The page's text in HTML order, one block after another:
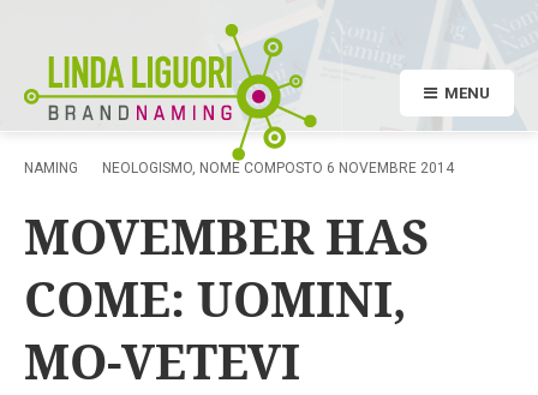
MENU
NAMING NEOLOGISMO, NOME COMPOSTO 6 NOVEMBRE 2014
MOVEMBER HAS
COME: UOMINI,
MO-VETEVI